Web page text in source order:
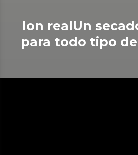
Ion realUn
para todo tipo